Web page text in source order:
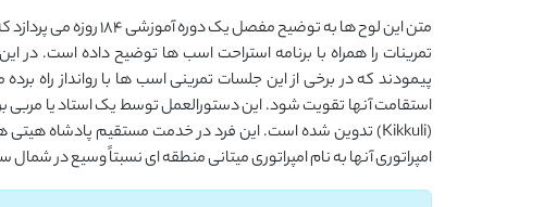
متن این لوح ها به توضیح
تمرینات را همراه با برنامه استراحت اسب ها توضیح داده است.
پیمودند که در برخی از این جلسات تمرینی اسب ها با روانداز راه
استقامت آنها تقویت شود. این دستورالعمل توسط یک استاد یا مربی
امپراتوری آنها به نام امپراتوری میتانی منطقه ای نسبتاً وسیع در